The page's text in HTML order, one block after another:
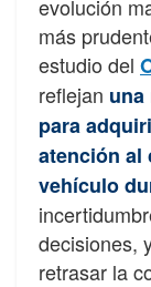
evolución
más
estudio del
reflejan
para
atención al
vehículo
decisiones,
retrasar la